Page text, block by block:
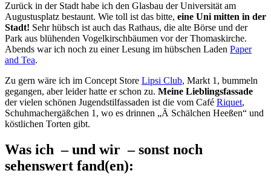
Zurück in der Stadt habe ich den Glasbau der Universität am
Augustusplatz bestaunt. Wie toll ist das bitte, eine Uni mitten in der
Stadt! Sehr hübsch ist auch das Rathaus, die alte Börse und der
Park aus blühenden Vogelkirschbäumen vor der Thomaskirche.
Abends war ich noch zu einer Lesung im hübschen Laden Paper
and Tea.
Zu gern wäre ich im Concept Store Lipsi Club, Markt 1, bummeln
gegangen, aber leider hatte er schon zu. Meine Lieblingsfassade
der vielen schönen Jugendstilfassaden ist die vom Café Riquet,
Schuhmachergäßchen 1, wo es drinnen „Ä Schälchen Heeßen“ und
köstlichen Torten gibt.
Was ich – und wir – sonst noch
sehenswert fand(en):